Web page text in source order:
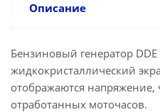
Описание
Бензиновый генератор
жидкокристаллический
отображаются напряжение,
отработанных моточасов.